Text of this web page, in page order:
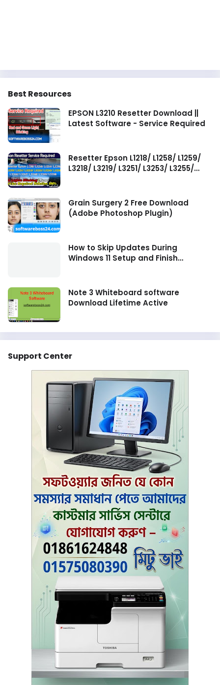
Best Resources
EPSON L3210 Resetter Download ||
Latest Software - Service Required
Resetter Epson L1218/ L1258/ L1259/
L3218/ L3219/ L3251/ L3253/ L3255/
Grain Surgery 2 Free Download
(Adobe Photoshop Plugin)
How to Skip Updates During
Windows 11 Setup and Finish
Note 3 Whiteboard software
Download Lifetime Active
Support Center